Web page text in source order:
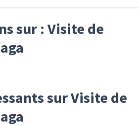
sur : Visite de
sur Visite de